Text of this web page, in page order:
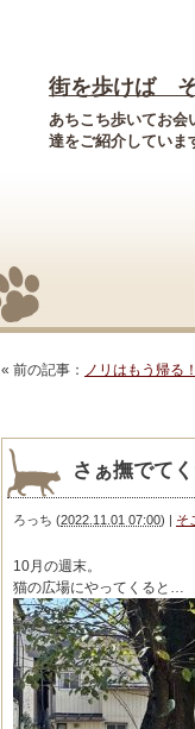
街を歩けば
あちこち歩いてお会
達をご紹介していま
« 前の記事： ノリはもう帰る
さぁ撫でて
ろっち (2022.11.01 07:00) | そ
10月の週末。
猫の広場にやってくると…